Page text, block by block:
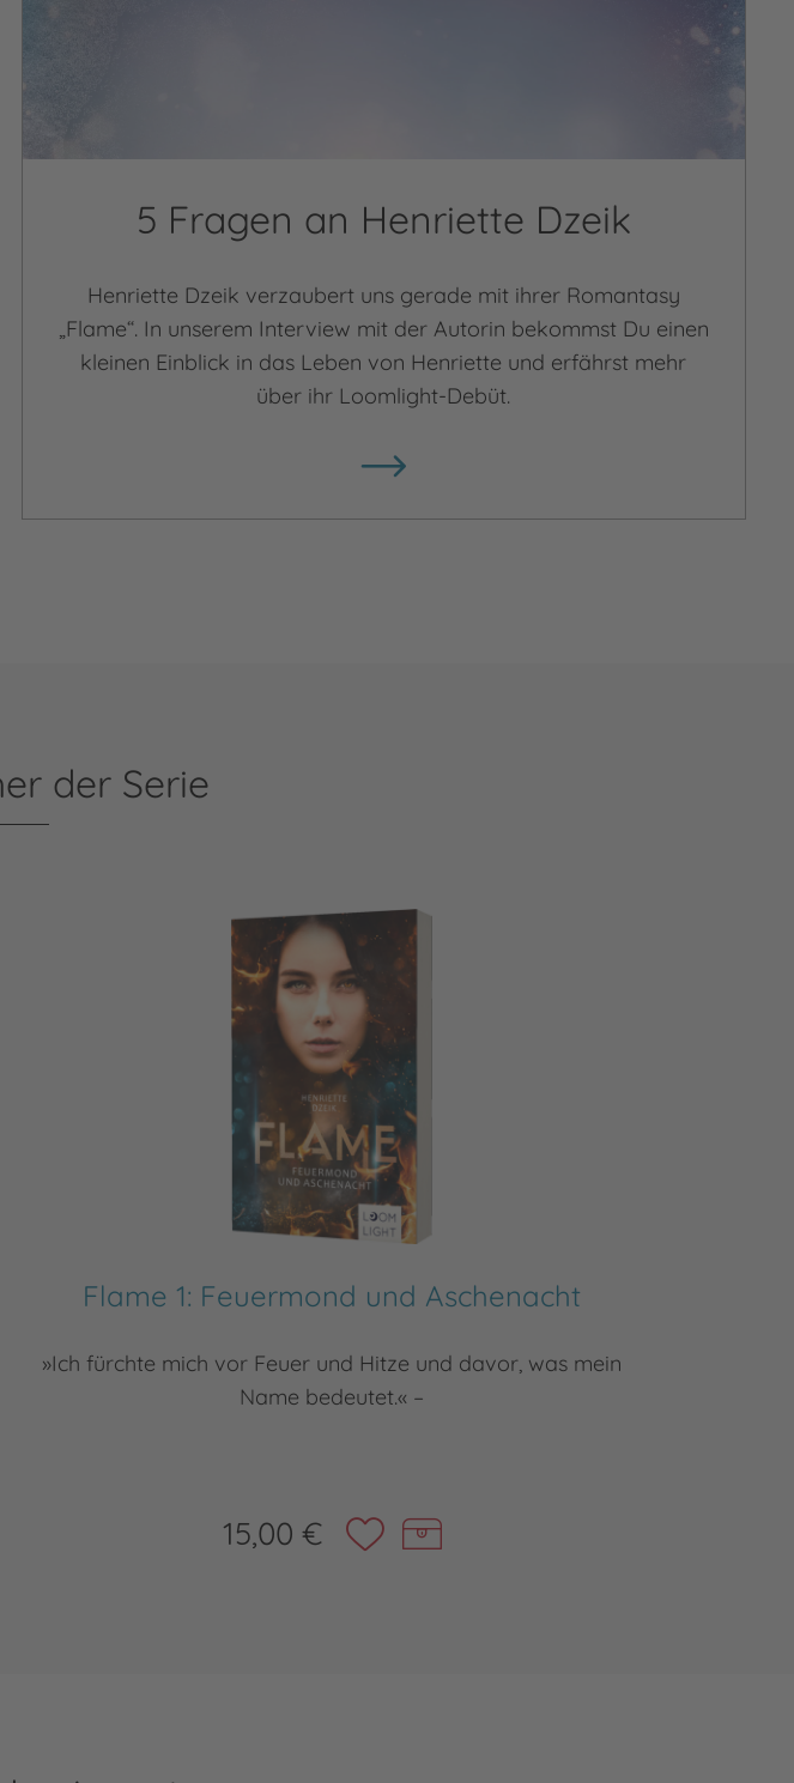
5 Fragen an Henriette Dzeik
Henriette Dzeik verzaubert uns gerade mit ihrer Romantasy
„Flame“. In unserem Interview mit der Autorin bekommst Du einen
kleinen Einblick in das Leben von Henriette und erfährst mehr
über ihr Loomlight-Debüt.
der Serie
Flame 1: Feuermond und Aschenacht
»Ich fürchte mich vor Feuer und Hitze und davor, was mein
Name bedeutet.« –
15,00 €